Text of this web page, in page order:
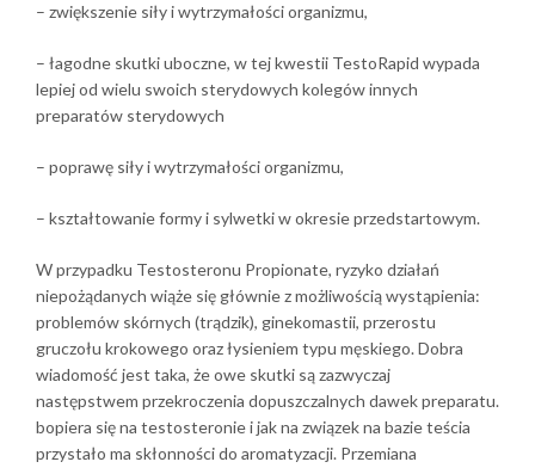
– zwiększenie siły i wytrzymałości organizmu,
– łagodne skutki uboczne, w tej kwestii TestoRapid wypada
lepiej od wielu swoich sterydowych kolegów innych
preparatów sterydowych
– poprawę siły i wytrzymałości organizmu,
– kształtowanie formy i sylwetki w okresie przedstartowym.
W przypadku Testosteronu Propionate, ryzyko działań
niepożądanych wiąże się głównie z możliwością wystąpienia:
problemów skórnych (trądzik), ginekomastii, przerostu
gruczołu krokowego oraz łysieniem typu męskiego. Dobra
wiadomość jest taka, że owe skutki są zazwyczaj
następstwem przekroczenia dopuszczalnych dawek preparatu.
bopiera się na testosteronie i jak na związek na bazie teścia
przystało ma skłonności do aromatyzacji. Przemiana